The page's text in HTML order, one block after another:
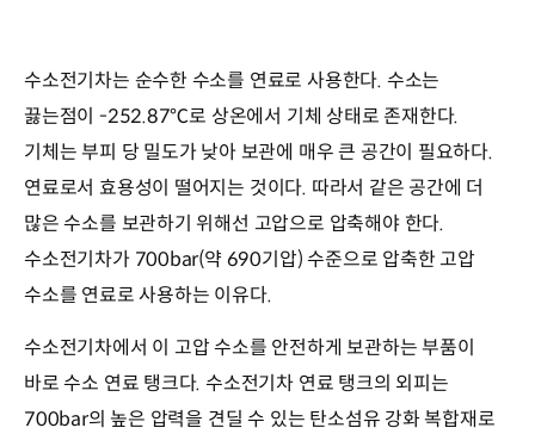
수소전기차는 순수한 수소를 연료로 사용한다. 수소는
끓는점이 -252.87℃로 상온에서 기체 상태로 존재한다.
기체는 부피 당 밀도가 낮아 보관에 매우 큰 공간이 필요하다.
연료로서 효용성이 떨어지는 것이다. 따라서 같은 공간에 더
많은 수소를 보관하기 위해선 고압으로 압축해야 한다.
수소전기차가 700bar(약 690기압) 수준으로 압축한 고압
수소를 연료로 사용하는 이유다.
수소전기차에서 이 고압 수소를 안전하게 보관하는 부품이
바로 수소 연료 탱크다. 수소전기차 연료 탱크의 외피는
700bar의 높은 압력을 견딜 수 있는 탄소섬유 강화 복합재로